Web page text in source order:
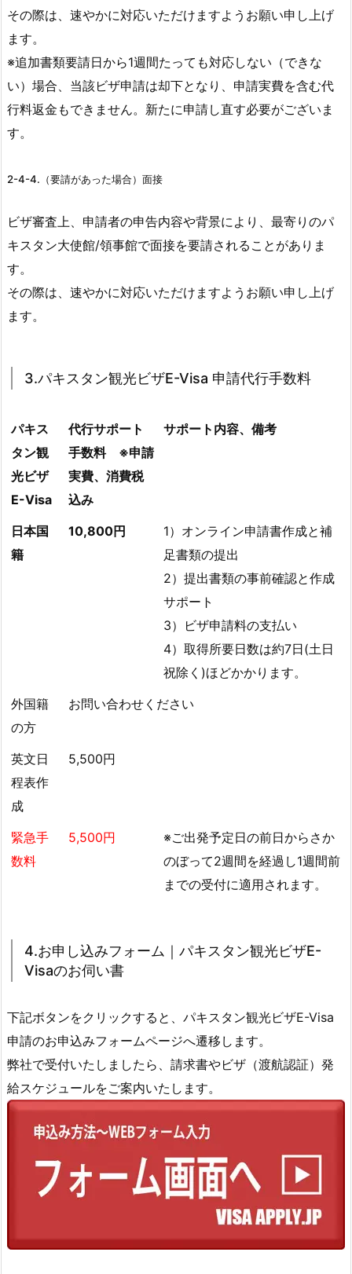
その際は、速やかに対応いただけますようお願い申し上げ
ます。
※追加書類要請日から1週間たっても対応しない（できな
い）場合、当該ビザ申請は却下となり、申請実費を含む代
行料返金もできません。新たに申請し直す必要がございま
す。
2-4-4.（要請があった場合）面接
ビザ審査上、申請者の申告内容や背景により、最寄りのパ
キスタン大使館/領事館で面接を要請されることがありま
す。
その際は、速やかに対応いただけますようお願い申し上げ
ます。
3.パキスタン観光ビザE-Visa 申請代行手数料
パキス
タン観
光ビザ
E-Visa
代行サポート
手数料 ※申請
実費、消費税
込み
サポート内容、備考
日本国
籍
10,800円
1）オンライン申請書作成と補
足書類の提出
2）提出書類の事前確認と作成
サポート
3）ビザ申請料の支払い
4）取得所要日数は約7日(土日
祝除く)ほどかかります。
外国籍
の方
お問い合わせください
英文日
程表作
成
5,500円
緊急手
数料
5,500円
※ご出発予定日の前日からさか
のぼって2週間を経過し1週間前
までの受付に適用されます。
4.お申し込みフォーム｜パキスタン観光ビザE-
Visaのお伺い書
下記ボタンをクリックすると、パキスタン観光ビザE-Visa
申請のお申込みフォームページへ遷移します。
弊社で受付いたしましたら、請求書やビザ（渡航認証）発
給スケジュールをご案内いたします。